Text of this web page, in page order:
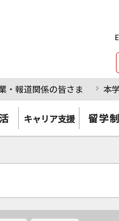
・報道関係の皆さま 本
キャリア支援 留学